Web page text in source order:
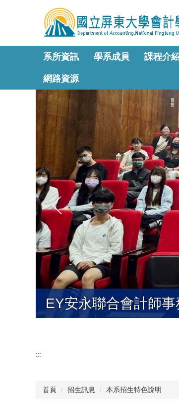
系所資訊 學系成員 課程介
網路資源
EY安永聯合會計師
:::
首頁 招生訊息 本系招生特色說明